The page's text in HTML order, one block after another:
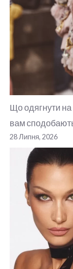
Що одягнути на
вам
28 Липня, 2026